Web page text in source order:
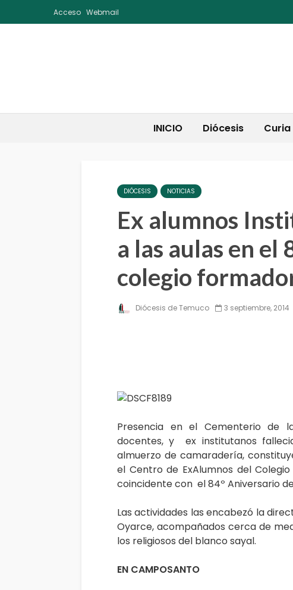
Acceso Webmail
INICIO Diócesis Curia
DIÓCESIS NOTICIAS
Ex alumnos
a las aulas en el
colegio
Diócesis de Temuco 3 septiembre, 2014
Presencia en el Cementerio de
docentes, y ex institutanos
almuerzo de camaradería,
el Centro de ExAlumnos del
coincidente con el 84º Aniversario
Las actividades las encabezó la
Oyarce, acompañados cerca de
los religiosos del blanco sayal.
EN CAMPOSANTO